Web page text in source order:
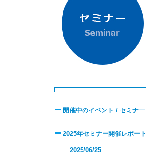
開催中のイベント / セミナー
2025年セミナー開催レポート
2025/06/25